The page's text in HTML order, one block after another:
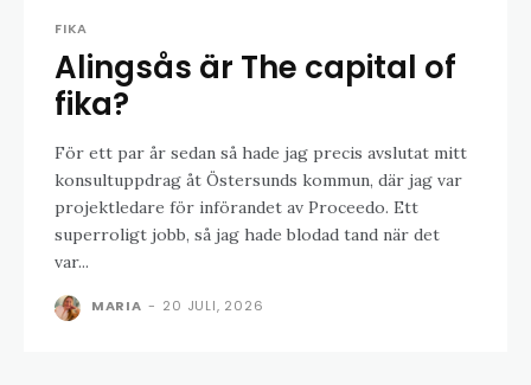
FIKA
Alingsås är The capital of
fika?
För ett par år sedan så hade jag precis avslutat mitt
konsultuppdrag åt Östersunds kommun, där jag var
projektledare för införandet av Proceedo. Ett
superroligt jobb, så jag hade blodad tand när det
var...
MARIA - 20 JULI, 2026